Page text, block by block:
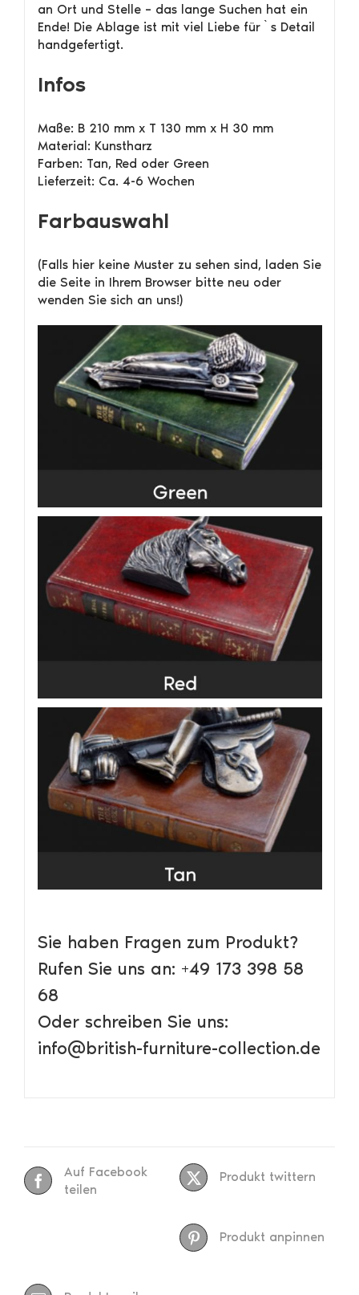
an Ort und Stelle – das lange Suchen hat ein
Ende! Die Ablage ist mit viel Liebe für`s Detail
handgefertigt.
Infos
Maße: B 210 mm x T 130 mm x H 30 mm
Material: Kunstharz
Farben: Tan, Red oder Green
Lieferzeit: Ca. 4-6 Wochen
Farbauswahl
(Falls hier keine Muster zu sehen sind, laden Sie
die Seite in Ihrem Browser bitte neu oder
wenden Sie sich an uns!)
Sie haben Fragen zum Produkt?
Rufen Sie uns an: +49 173 398 58
68
Oder schreiben Sie uns:
info@british-furniture-collection.de
Auf Facebook
teilen
Produkt twittern
Produkt anpinnen